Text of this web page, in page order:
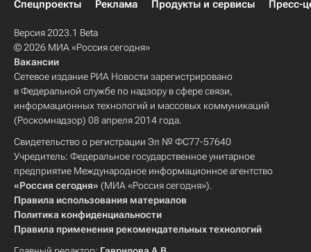
Спецпроекты
Реклама Продукты и сервисы Пресс-
Версия 2023.1 Beta
© 2026 МИА «Россия сегодня»
Вакансии
Сетевое издание РИА Новости зарегистрировано
в Федеральной службе по надзору в сфере связи,
информационных технологий и массовых коммуникаций
(Роскомнадзор) 08 апреля 2014 года.
Свидетельство о регистрации Эл № ФС77-57640
Учредитель: Федеральное государственное унитарное
предприятие Международное информационное агентство
«Россия сегодня» (МИА «Россия сегодня»).
Правила использования материалов
Политика конфиденциальности
Правила применения рекомендательных технологий